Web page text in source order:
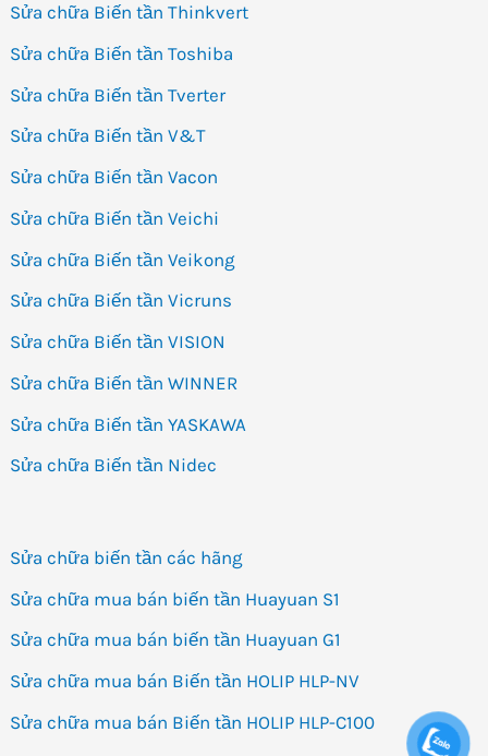
Sửa chữa Biến tần Thinkvert
Sửa chữa Biến tần Toshiba
Sửa chữa Biến tần Tverter
Sửa chữa Biến tần V&T
Sửa chữa Biến tần Vacon
Sửa chữa Biến tần Veichi
Sửa chữa Biến tần Veikong
Sửa chữa Biến tần Vicruns
Sửa chữa Biến tần VISION
Sửa chữa Biến tần WINNER
Sửa chữa Biến tần YASKAWA
Sửa chữa Biến tần Nidec
Sửa chữa biến tần các hãng
Sửa chữa mua bán biến tần Huayuan S1
Sửa chữa mua bán biến tần Huayuan G1
Sửa chữa mua bán Biến tần HOLIP HLP-NV
Sửa chữa mua bán Biến tần HOLIP HLP-C100